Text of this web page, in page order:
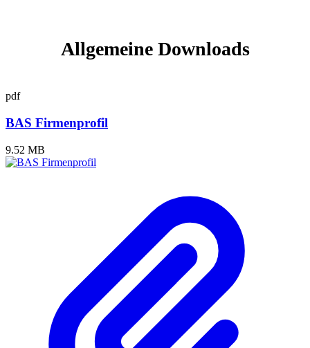
Allgemeine Downloads
pdf
BAS Firmenprofil
9.52 MB